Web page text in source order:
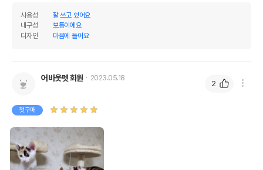
사용성
잘 쓰고 있어요
내구성
보통이에요
디자인
마음에 들어요
어바웃펫 회원 2023.05.18
첫구매
2